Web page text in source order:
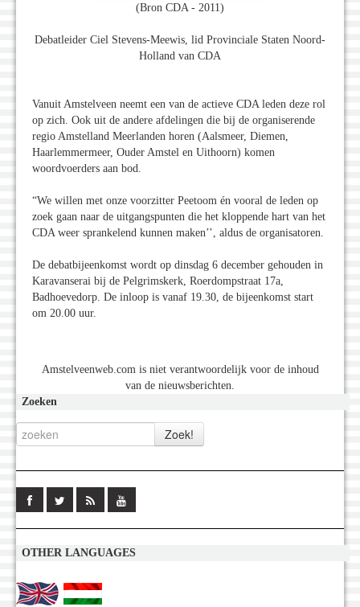
(Bron CDA - 2011)
Debatleider Ciel Stevens-Meewis, lid Provinciale Staten Noord-
Holland van CDA
Vanuit Amstelveen neemt een van de actieve CDA leden deze rol
op zich. Ook uit de andere afdelingen die bij de organiserende
regio Amstelland Meerlanden horen (Aalsmeer, Diemen,
Haarlemmermeer, Ouder Amstel en Uithoorn) komen
woordvoerders aan bod.
“We willen met onze voorzitter Peetoom én vooral de leden op
zoek gaan naar de uitgangspunten die het kloppende hart van het
CDA weer sprankelend kunnen maken’’, aldus de organisatoren.
De debatbijeenkomst wordt op dinsdag 6 december gehouden in
Karavanserai bij de Pelgrimskerk, Roerdompstraat 17a,
Badhoevedorp. De inloop is vanaf 19.30, de bijeenkomst start
om 20.00 uur.
Amstelveenweb.com is niet verantwoordelijk voor de inhoud
van de nieuwsberichten.
Zoeken
OTHER LANGUAGES